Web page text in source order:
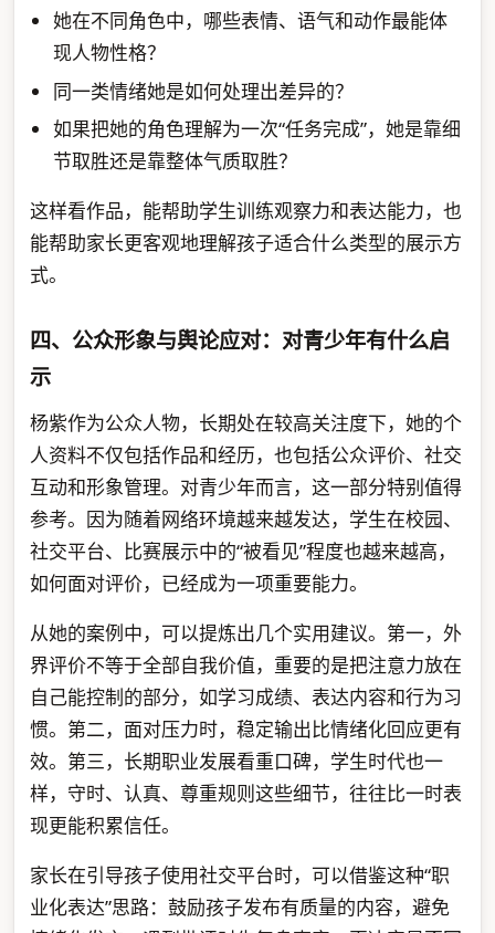
她在不同角色中，哪些表情、语气和动作最能体
现人物性格？
同一类情绪她是如何处理出差异的？
如果把她的角色理解为一次“任务完成”，她是靠细
节取胜还是靠整体气质取胜？
这样看作品，能帮助学生训练观察力和表达能力，也
能帮助家长更客观地理解孩子适合什么类型的展示方
式。
四、公众形象与舆论应对：对青少年有什么启
示
杨紫作为公众人物，长期处在较高关注度下，她的个
人资料不仅包括作品和经历，也包括公众评价、社交
互动和形象管理。对青少年而言，这一部分特别值得
参考。因为随着网络环境越来越发达，学生在校园、
社交平台、比赛展示中的“被看见”程度也越来越高，
如何面对评价，已经成为一项重要能力。
从她的案例中，可以提炼出几个实用建议。第一，外
界评价不等于全部自我价值，重要的是把注意力放在
自己能控制的部分，如学习成绩、表达内容和行为习
惯。第二，面对压力时，稳定输出比情绪化回应更有
效。第三，长期职业发展看重口碑，学生时代也一
样，守时、认真、尊重规则这些细节，往往比一时表
现更能积累信任。
家长在引导孩子使用社交平台时，可以借鉴这种“职
业化表达”思路：鼓励孩子发布有质量的内容，避免